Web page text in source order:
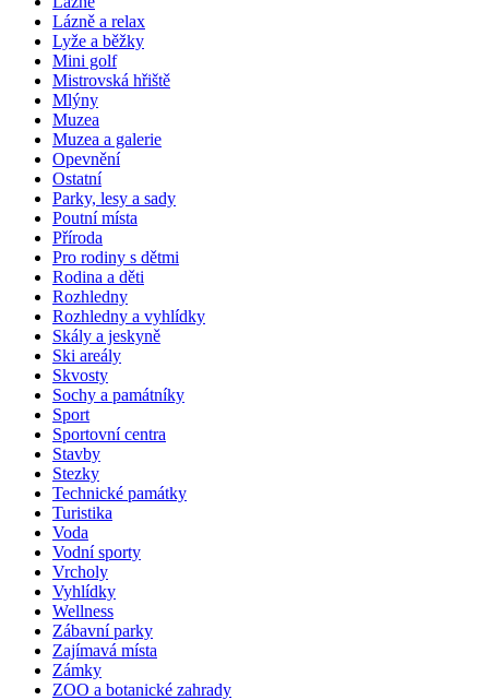
Lázně a relax
Lyže a běžky
Mini golf
Mistrovská hřiště
Mlýny
Muzea
Muzea a galerie
Opevnění
Ostatní
Parky, lesy a sady
Poutní místa
Příroda
Pro rodiny s dětmi
Rodina a děti
Rozhledny
Rozhledny a vyhlídky
Skály a jeskyně
Ski areály
Skvosty
Sochy a památníky
Sport
Sportovní centra
Stavby
Stezky
Technické památky
Turistika
Voda
Vodní sporty
Vrcholy
Vyhlídky
Wellness
Zábavní parky
Zajímavá místa
Zámky
ZOO a botanické zahrady